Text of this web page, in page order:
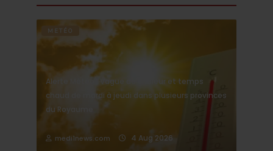
METÉO
Alerte Météo : Vague de chaleur et temps
chaud de mardi à jeudi dans plusieurs provinces
du Royaume
medi1news.com 4 Aug 2026